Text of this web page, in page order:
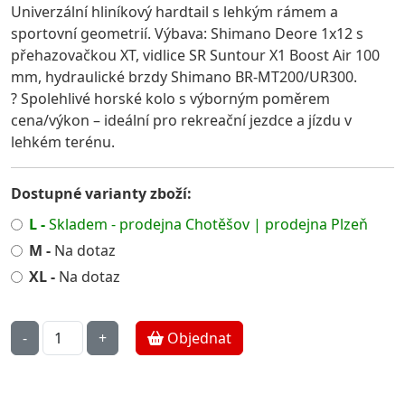
Univerzální hliníkový hardtail s lehkým rámem a
sportovní geometrií. Výbava: Shimano Deore 1x12 s
přehazovačkou XT, vidlice SR Suntour X1 Boost Air 100
mm, hydraulické brzdy Shimano BR-MT200/UR300.
? Spolehlivé horské kolo s výborným poměrem
cena/výkon – ideální pro rekreační jezdce a jízdu v
lehkém terénu.
Dostupné varianty zboží:
L -Skladem - prodejna Chotěšov | prodejna Plzeň
M - Na dotaz
XL - Na dotaz
Objednat